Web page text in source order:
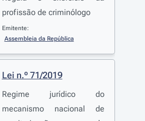
profissão de criminólogo
Emitente:
Assembleia da República
Lei n.º 71/2019
Regime jurídico do
mecanismo nacional de